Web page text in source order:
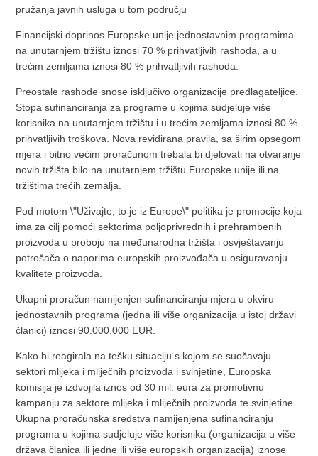
pružanja javnih usluga u tom području
Financijski doprinos Europske unije jednostavnim programima
na unutarnjem tržištu iznosi 70 % prihvatljivih rashoda, a u
trećim zemljama iznosi 80 % prihvatljivih rashoda.
Preostale rashode snose isključivo organizacije predlagateljice.
Stopa sufinanciranja za programe u kojima sudjeluje više
korisnika na unutarnjem tržištu i u trećim zemljama iznosi 80 %
prihvatljivih troškova. Nova revidirana pravila, sa širim opsegom
mjera i bitno većim proračunom trebala bi djelovati na otvaranje
novih tržišta bilo na unutarnjem tržištu Europske unije ili na
tržištima trećih zemalja.
Pod motom \"Uživajte, to je iz Europe\" politika je promocije koja
ima za cilj pomoći sektorima poljoprivrednih i prehrambenih
proizvoda u proboju na međunarodna tržišta i osvještavanju
potrošača o naporima europskih proizvođača u osiguravanju
kvalitete proizvoda.
Ukupni proračun namijenjen sufinanciranju mjera u okviru
jednostavnih programa (jedna ili više organizacija u istoj državi
članici) iznosi 90.000.000 EUR.
Kako bi reagirala na tešku situaciju s kojom se suočavaju
sektori mlijeka i mliječnih proizvoda i svinjetine, Europska
komisija je izdvojila iznos od 30 mil. eura za promotivnu
kampanju za sektore mlijeka i mliječnih proizvoda te svinjetine.
Ukupna proračunska sredstva namijenjena sufinanciranju
programa u kojima sudjeluje više korisnika (organizacija u više
država članica ili jedne ili više europskih organizacija) iznose